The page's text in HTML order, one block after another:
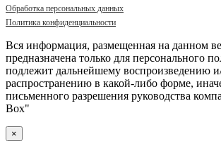
Обработка персональных данных
Политика конфиденциальности
Вся информация, размещенная на данном
предназначена только для персонального
подлежит дальнейшему воспроизведению
распространению в какой-либо форме,
письменного разрешения руководства
Box"
×